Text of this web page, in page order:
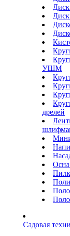
УШМ
дрелей
Садовая